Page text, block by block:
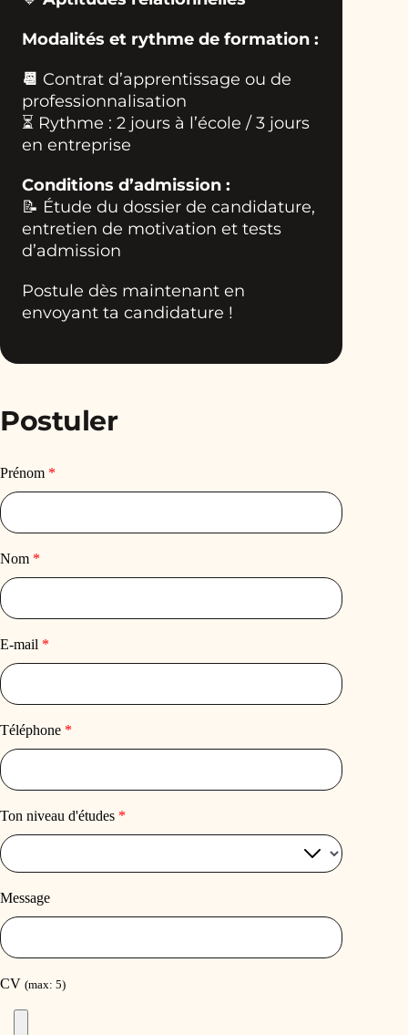
Modalités et rythme de formation :
📆 Contrat d’apprentissage ou de
professionnalisation
⏳ Rythme : 2 jours à l’école / 3 jours
en entreprise
Conditions d’admission :
📝 Étude du dossier de candidature,
entretien de motivation et tests
d’admission
Postule dès maintenant en
envoyant ta candidature !
Postuler